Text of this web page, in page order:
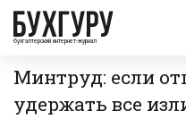
бухгалтерский интернет-журнал
Минтруд: если
удержать все